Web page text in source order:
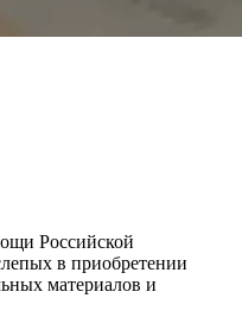
Российской
в приобретении
материалов и